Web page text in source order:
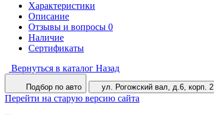
Характеристики
Описание
Отзывы и вопросы 0
Наличие
Сертификаты
Вернуться в каталог Назад
Подбор по авто ул. Рогожский вал, д.6, корп. 2
Перейти на старую версию сайта